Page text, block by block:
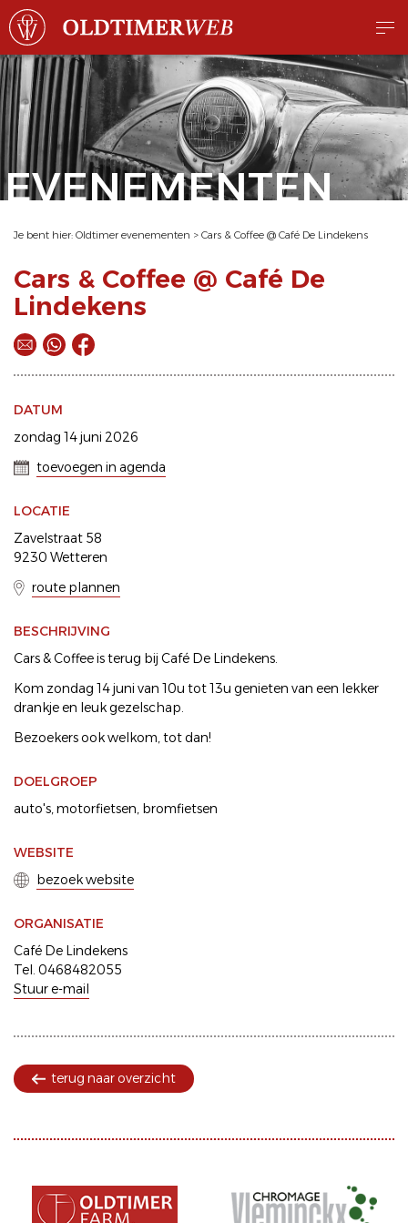
EVENEMENTEN
Je bent hier: Oldtimer evenementen > Cars & Coffee @ Café De Lindekens
Cars & Coffee @ Café De
Lindekens
DATUM
zondag 14 juni 2026
toevoegen in agenda
LOCATIE
Zavelstraat 58
9230 Wetteren
route plannen
BESCHRIJVING
Cars & Coffee is terug bij Café De Lindekens.
Kom zondag 14 juni van 10u tot 13u genieten van een lekker
drankje en leuk gezelschap.
Bezoekers ook welkom, tot dan!
DOELGROEP
auto's motorfietsen bromfietsen
WEBSITE
bezoek website
ORGANISATIE
Café De Lindekens
Tel. 0468482055
Stuur e-mail
terug naar overzicht